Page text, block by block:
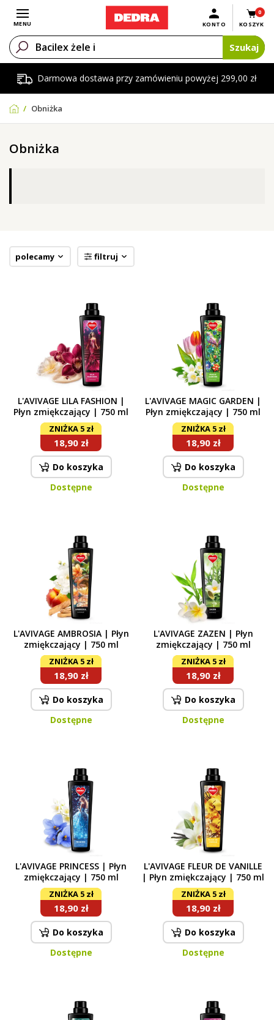
Darmowa dostawa przy zamówieniu powyżej 299,00 zł
Otwórz menu
MENU
0
KOSZYK
KONTO
Szukaj
Obniżka
Obniżka
polecamy filtruj
L'AVIVAGE LILA FASHION |
Płyn zmiękczający | 750 ml
ZNIŻKA 5 zł
18,90 zł
Do koszyka
Dostępne
L'AVIVAGE MAGIC GARDEN |
Płyn zmiękczający | 750 ml
ZNIŻKA 5 zł
18,90 zł
Do koszyka
Dostępne
L'AVIVAGE AMBROSIA | Płyn
zmiękczający | 750 ml
ZNIŻKA 5 zł
18,90 zł
Do koszyka
Dostępne
L'AVIVAGE ZAZEN | Płyn
zmiękczający | 750 ml
ZNIŻKA 5 zł
18,90 zł
Do koszyka
Dostępne
L'AVIVAGE PRINCESS | Płyn
zmiękczający | 750 ml
ZNIŻKA 5 zł
18,90 zł
Do koszyka
Dostępne
L'AVIVAGE FLEUR DE VANILLE
| Płyn zmiękczający | 750 ml
ZNIŻKA 5 zł
18,90 zł
Do koszyka
Dostępne